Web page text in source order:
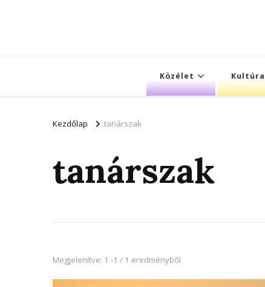
Közélet Kultúra
Kezdőlap tanárszak
tanárszak
Megjelenítve: 1 -1 / 1 eredményből